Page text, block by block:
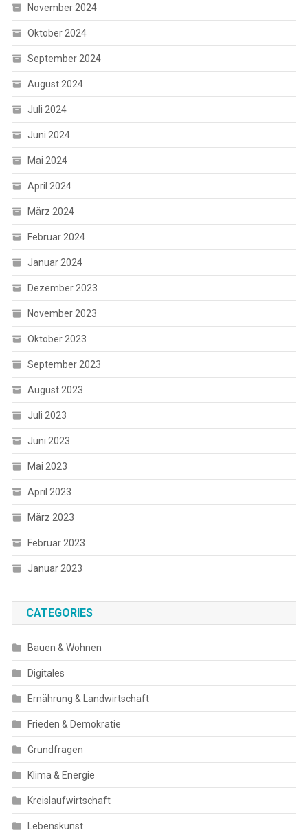
November 2024
Oktober 2024
September 2024
August 2024
Juli 2024
Juni 2024
Mai 2024
April 2024
März 2024
Februar 2024
Januar 2024
Dezember 2023
November 2023
Oktober 2023
September 2023
August 2023
Juli 2023
Juni 2023
Mai 2023
April 2023
März 2023
Februar 2023
Januar 2023
CATEGORIES
Bauen & Wohnen
Digitales
Ernährung & Landwirtschaft
Frieden & Demokratie
Grundfragen
Klima & Energie
Kreislaufwirtschaft
Lebenskunst